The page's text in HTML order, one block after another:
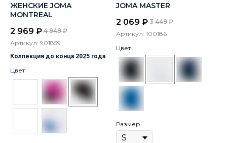
ЖЕНСКИЕ JOMA
MONTREAL
2 969 ₽ 4 949 ₽
Артикул: 901859
Коллекция до конца 2025 года
Цвет
JOMA MASTER
2 069 ₽ 3 449 ₽
Артикул: 100186
Цвет
Размер